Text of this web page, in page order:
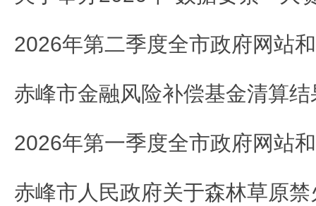
赤峰市金融风险补偿基金清算
赤峰市人民政府关于森林草原